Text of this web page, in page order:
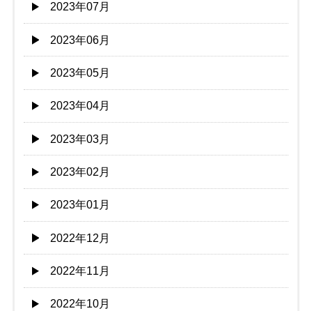
2023年07月
2023年06月
2023年05月
2023年04月
2023年03月
2023年02月
2023年01月
2022年12月
2022年11月
2022年10月